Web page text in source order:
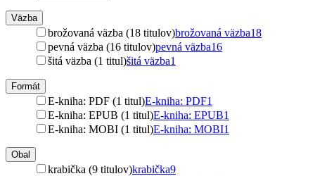
Väzba
brožovaná väzba (18 titulov)brožovaná väzba18
pevná väzba (16 titulov)pevná väzba16
šitá väzba (1 titul)šitá väzba1
Formát
E-kniha: PDF (1 titul)E-kniha: PDF1
E-kniha: EPUB (1 titul)E-kniha: EPUB1
E-kniha: MOBI (1 titul)E-kniha: MOBI1
Obal
krabička (9 titulov)krabička9